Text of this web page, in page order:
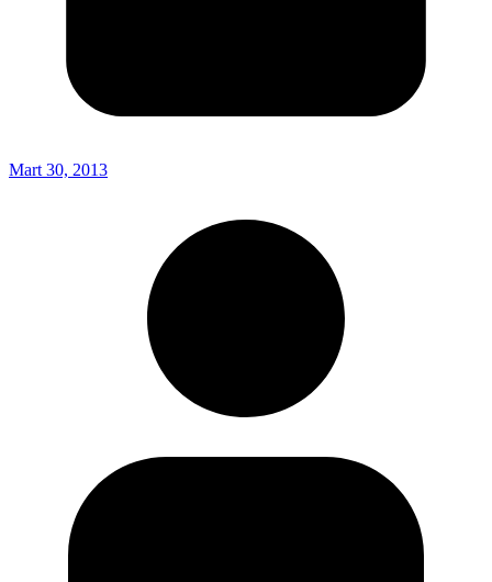
Mart 30, 2013